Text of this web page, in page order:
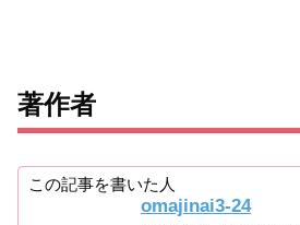
著作者
この記事を書いた人
omajinai3-24